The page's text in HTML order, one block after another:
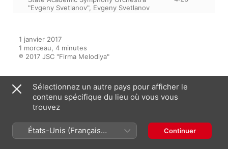
"Evgeny Svetlanov", Evgeny Svetlanov
1 janvier 2017
1 morceau, 4 minutes
℗ 2017 JSC "Firma Melodiya"
Sur l’album
ARSM I, Vol. 43. Lyadov
Sélectionnez un autre pays pour afficher le
contenu spécifique du lieu où vous vous
trouvez
États-Unis (Français
France)
Continuer